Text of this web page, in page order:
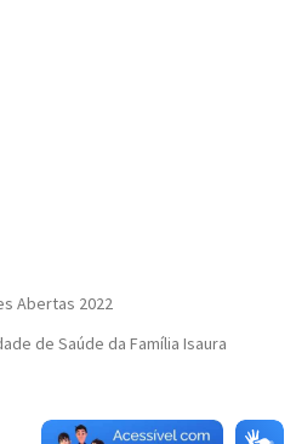
Abertas 2022
de Saúde da Família Isaura